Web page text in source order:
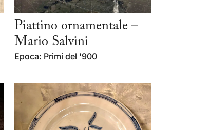
Piattino ornamentale –
Mario Salvini
Epoca: Primi del '900